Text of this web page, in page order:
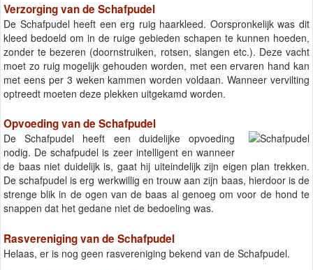
Verzorging van de Schafpudel
De Schafpudel heeft een erg ruig haarkleed. Oorspronkelijk was dit
kleed bedoeld om in de ruige gebieden schapen te kunnen hoeden,
zonder te bezeren (doornstruiken, rotsen, slangen etc.). Deze vacht
moet zo ruig mogelijk gehouden worden, met een ervaren hand kan
met eens per 3 weken kammen worden voldaan. Wanneer vervilting
optreedt moeten deze plekken uitgekamd worden.
Opvoeding van de Schafpudel
De Schafpudel heeft een duidelijke opvoeding
nodig. De schafpudel is zeer intelligent en wanneer
de baas niet duidelijk is, gaat hij uiteindelijk zijn eigen plan trekken.
De schafpudel is erg werkwillig en trouw aan zijn baas, hierdoor is de
strenge blik in de ogen van de baas al genoeg om voor de hond te
snappen dat het gedane niet de bedoeling was.
Rasvereniging van de Schafpudel
Helaas, er is nog geen rasvereniging bekend van de Schafpudel.